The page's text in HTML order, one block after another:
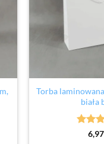
Torba
biała
Rated
6,97